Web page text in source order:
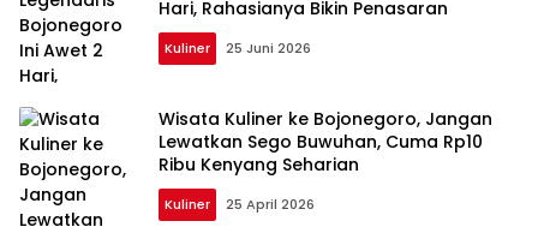
Hari, Rahasianya Bikin Penasaran
Kuliner 25 Juni 2026
Wisata Kuliner ke Bojonegoro, Jangan
Lewatkan Sego Buwuhan, Cuma Rp10
Ribu Kenyang Seharian
Kuliner 25 April 2026